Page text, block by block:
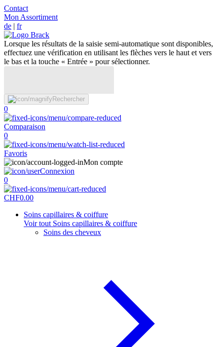
Contact
Mon Assortiment
de | fr
Lorsque les résultats de la saisie semi-automatique sont disponibles,
effectuez une vérification en utilisant les flèches vers le haut et vers
le bas et la touche « Entrée » pour sélectionner.
Rechercher
0
Comparaison
0
Favoris
Mon compte
Connexion
0
CHF0.00
Soins capillaires & coiffure
Voir tout Soins capillaires & coiffure
Soins des cheveux